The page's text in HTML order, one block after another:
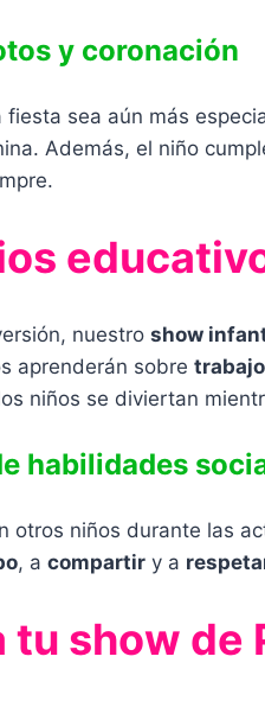
y coronación
fiesta sea aún más
Además, el niño
nuestro show
aprenderán sobre
niños se diviertan
habilidades
otros niños durante las
, a compartir y a
tu show de